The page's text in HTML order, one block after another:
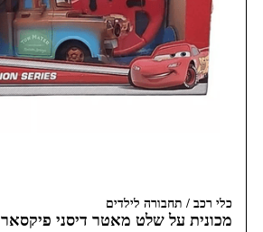
כלי רכב / תחבורה לילדים
מכונית על שלט מאטר דיסני פיקסאר